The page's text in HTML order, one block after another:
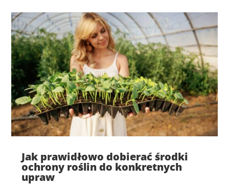
Jak prawidłowo dobierać środki
ochrony roślin do konkretnych
upraw